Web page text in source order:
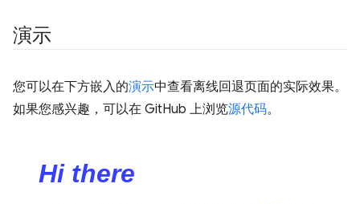
演示
您可以在下方嵌入的演示中查看离线回退页面的实际效果。
如果您感兴趣，可以在 GitHub 上浏览源代码。